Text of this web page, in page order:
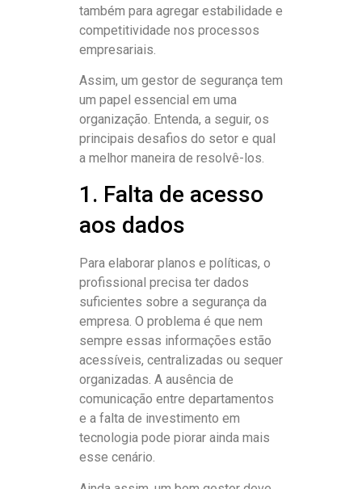
também para agregar estabilidade e
competitividade nos processos
empresariais.
Assim, um gestor de segurança tem
um papel essencial em uma
organização. Entenda, a seguir, os
principais desafios do setor e qual
a melhor maneira de resolvê-los.
1. Falta de acesso
aos dados
Para elaborar planos e políticas, o
profissional precisa ter dados
suficientes sobre a segurança da
empresa. O problema é que nem
sempre essas informações estão
acessíveis, centralizadas ou sequer
organizadas. A ausência de
comunicação entre departamentos
e a falta de investimento em
tecnologia pode piorar ainda mais
esse cenário.